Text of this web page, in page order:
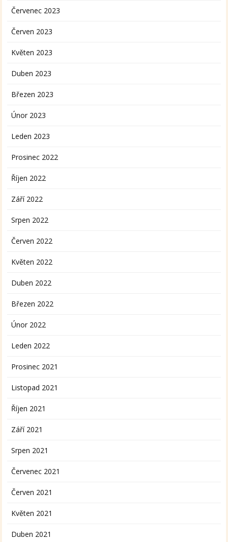
Červenec 2023
Červen 2023
Květen 2023
Duben 2023
Březen 2023
Únor 2023
Leden 2023
Prosinec 2022
Říjen 2022
Září 2022
Srpen 2022
Červen 2022
Květen 2022
Duben 2022
Březen 2022
Únor 2022
Leden 2022
Prosinec 2021
Listopad 2021
Říjen 2021
Září 2021
Srpen 2021
Červenec 2021
Červen 2021
Květen 2021
Duben 2021